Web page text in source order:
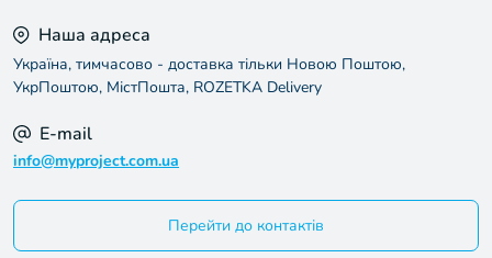
Наша адреса
Україна, тимчасово - доставка тільки Новою Поштою,
УкрПоштою, МістПошта, ROZETKA Delivery
E-mail
info@myproject.com.ua
Перейти до контактів